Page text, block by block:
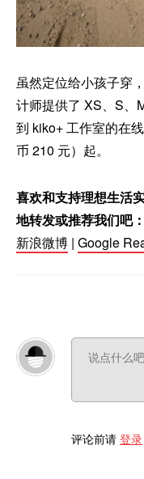
虽然定位给小孩子穿
计师提供了 XS、S、
到 kiko+ 工作室的在
币 210 元）起。
喜欢和支持理想生活
地转发或推荐我们吧：
新浪微博 | Google
评论前请 登录